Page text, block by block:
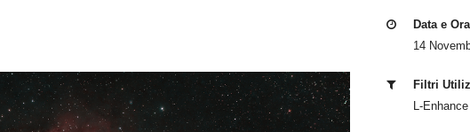
Data e
14
Filtri
L-Enhance